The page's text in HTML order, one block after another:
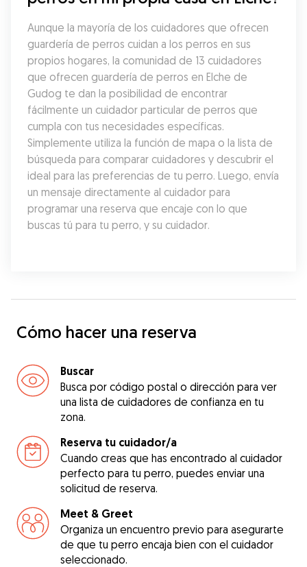
Aunque la mayoría de los cuidadores que ofrecen
guardería de perros cuidan a los perros en sus
propios hogares, la comunidad de 13 cuidadores
que ofrecen guardería de perros en Elche de
Gudog te dan la posibilidad de encontrar
fácilmente un cuidador particular de perros que
cumpla con tus necesidades específicas.
Simplemente utiliza la función de mapa o la lista de
búsqueda para comparar cuidadores y descubrir el
ideal para las preferencias de tu perro. Luego, envía
un mensaje directamente al cuidador para
programar una reserva que encaje con lo que
buscas tú para tu perro, y su cuidador.
Cómo hacer una reserva
Buscar
Busca por código postal o dirección para ver
una lista de cuidadores de confianza en tu
zona.
Reserva tu cuidador/a
Cuando creas que has encontrado al cuidador
perfecto para tu perro, puedes enviar una
solicitud de reserva.
Meet & Greet
Organiza un encuentro previo para asegurarte
de que tu perro encaja bien con el cuidador
seleccionado.